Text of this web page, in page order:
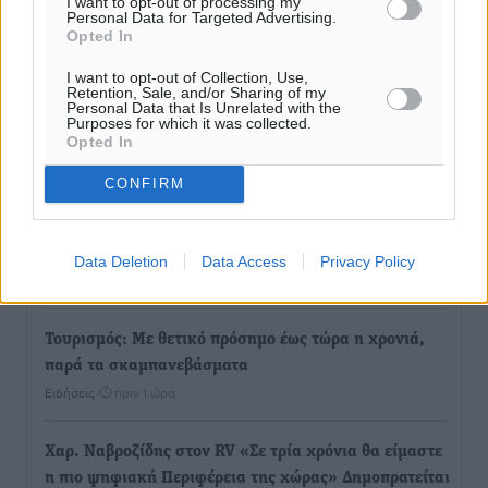
Personal Data for Targeted Advertising.
Opted In
I want to opt-out of Collection, Use,
Retention, Sale, and/or Sharing of my
Personal Data that Is Unrelated with the
Purposes for which it was collected.
Opted In
CONFIRM
Data Deletion Data Access Privacy Policy
Καιρός «hot – dry – windy» τις επόμενες 48 ώρες στη
χώρα
Ειδήσεις• πριν 27 λεπτά
αγάπης για τα παιδιά
Τουρισμός: Με θετικό πρόσημο έως τώρα η χρονιά,
παρά τα σκαμπανεβάσματα
Ειδήσεις πριν 1 ώρα
Χαρ. Ναβροζίδης στον RV «Σε τρία χρόνια θα είμαστε
η πιο ψηφιακή Περιφέρεια της χώρας» Δημοπρατείται